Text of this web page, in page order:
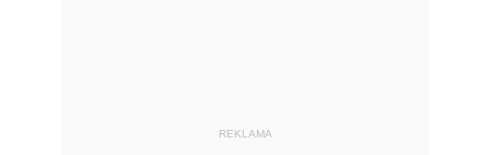
REKLAMA